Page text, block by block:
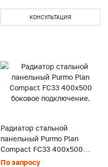
КОНСУЛЬТАЦИЯ
Радиатор стальной
панельный Purmo Plan
Compact FC33 400x500
боковое подключение.
По запросу